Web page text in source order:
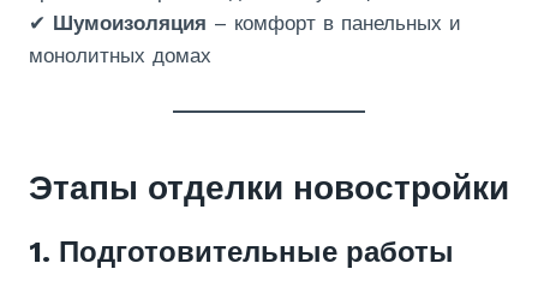
✔ Шумоизоляция – комфорт в панельных и
монолитных домах
Этапы отделки новостройки
1. Подготовительные работы